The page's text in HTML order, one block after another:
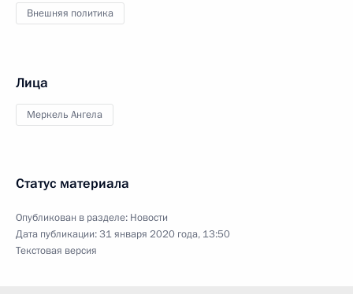
Внешняя политика
Лица
Меркель Ангела
Статус материала
Опубликован в разделе: Новости
Дата публикации:31 января 2020 года, 13:50
Текстовая версия